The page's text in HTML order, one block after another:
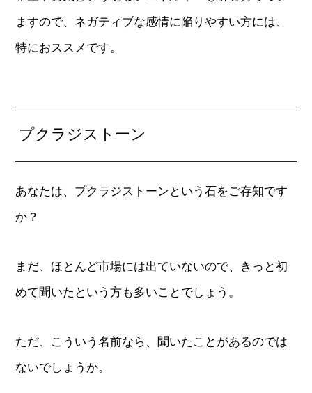
ますので、ネガティブな感情に陥りやすい方には、
特におススメです。
プクラジストーン
あなたは、プクラジストーンという石をご存知です
か？
まだ、ほとんど市場には出ていないので、きっと初
めて聞いたという方も多いことでしょう。
ただ、こういう名前なら、聞いたことがあるのでは
ないでしょうか。